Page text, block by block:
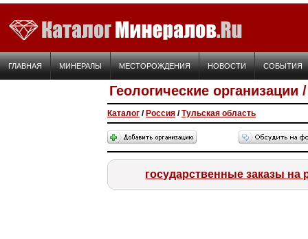
ГЛАВНАЯ МИНЕРАЛЫ МЕСТОРОЖДЕНИЯ НОВОСТИ СОБЫТИЯ
Геологические организации
Каталог / Россия /Тульская область
государственные заказы на